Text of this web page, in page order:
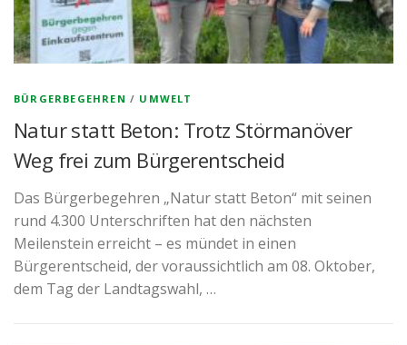
BÜRGERBEGEHREN / UMWELT
Natur statt Beton: Trotz Störmanöver
Weg frei zum Bürgerentscheid
Das Bürgerbegehren „Natur statt Beton“ mit seinen
rund 4.300 Unterschriften hat den nächsten
Meilenstein erreicht – es mündet in einen
Bürgerentscheid, der voraussichtlich am 08. Oktober,
dem Tag der Landtagswahl, …